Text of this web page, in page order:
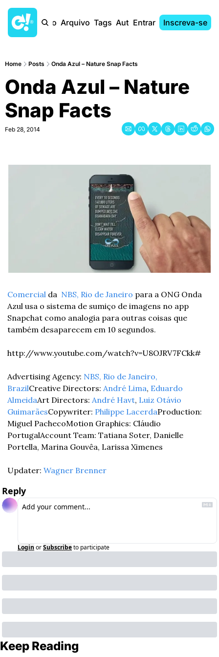
Início Arquivo Tags AutoresEntrar Inscreva-se
Home Posts Onda Azul – Nature Snap Facts
Onda Azul – Nature
Snap Facts
Feb 28, 2014
Comercial da NBS, Rio de Janeiro para a ONG Onda
Azul usa o sistema de sumiço de imagens no app
Snapchat como analogia para outras coisas que
também desaparecem em 10 segundos.
http://www.youtube.com/watch?v=U8OJRV7FCkk#
Advertising Agency: NBS, Rio de Janeiro,
BrazilCreative Directors: André Lima, Eduardo
AlmeidaArt Directors: André Havt, Luiz Otávio
GuimarãesCopywriter: Philippe LacerdaProduction:
Miguel PachecoMotion Graphics: Cláudio
PortugalAccount Team: Tatiana Soter, Danielle
Portella, Marina Gouvêa, Larissa Ximenes
Updater: Wagner Brenner
Reply
Login orSubscribeto participate
Keep Reading